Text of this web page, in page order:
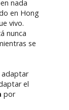
nada
en Hong
vivo.
nunca
se
adaptar
el
por